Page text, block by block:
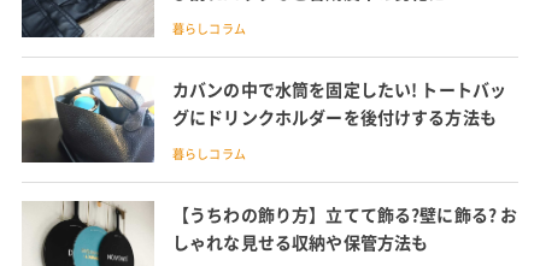
暮らしコラム
カバンの中で水筒を固定したい! トートバッ
グにドリンクホルダーを後付けする方法も
暮らしコラム
【うちわの飾り方】立てて飾る?壁に飾る? お
しゃれな見せる収納や保管方法も